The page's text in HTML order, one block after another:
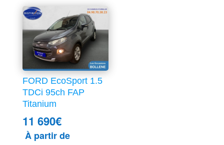
FORD EcoSport 1.5
TDCi 95ch FAP
Titanium
11 690€
À partir de